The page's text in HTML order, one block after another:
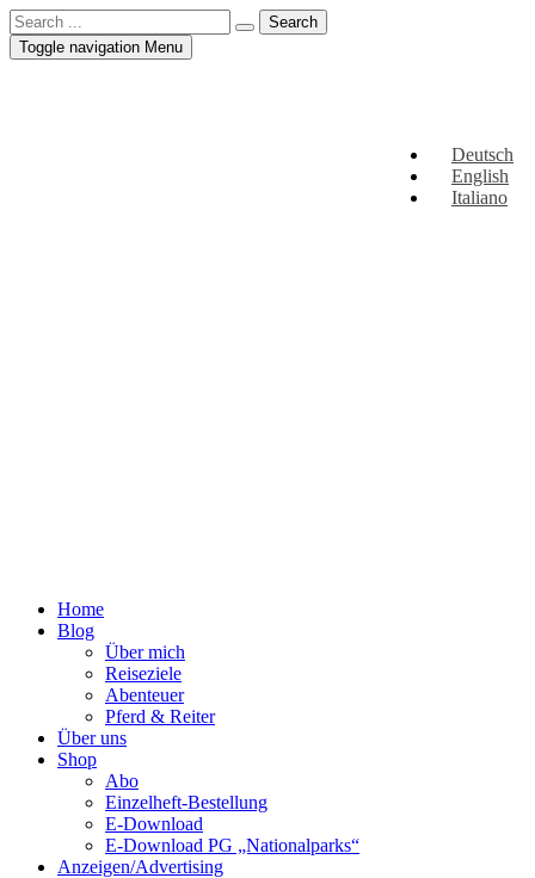
Deutsch
English
Italiano
Toggle navigation Menu
Home
Blog
Über mich
Reiseziele
Abenteuer
Pferd & Reiter
Über uns
Shop
Abo
Einzelheft-Bestellung
E-Download
E-Download PG „Nationalparks“
Anzeigen/Advertising